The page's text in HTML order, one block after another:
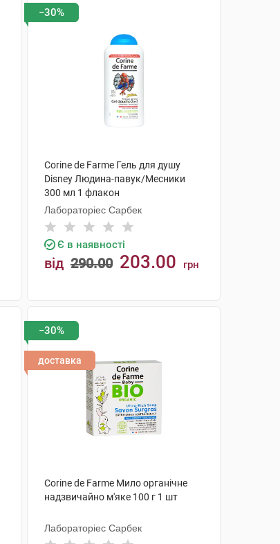
−30%
Corine de Farme Гель для душу
Disney Людина-павук/Месники
300 мл 1 флакон
Лабораторіес Сарбек
Є в наявності
від 290.00 203.00 грн
−30%
доставка
Corine de Farme Мило органічне
надзвичайно м'яке 100 г 1 шт
Лабораторіес Сарбек